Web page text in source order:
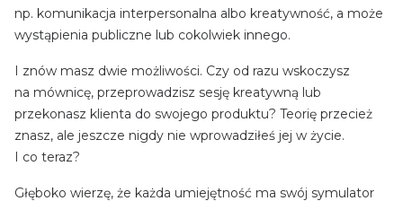
np. komunikacja interpersonalna albo kreatywność, a może
wystąpienia publiczne lub cokolwiek innego.
I znów masz dwie możliwości. Czy od razu wskoczysz
na mównicę, przeprowadzisz sesję kreatywną lub
przekonasz klienta do swojego produktu? Teorię przecież
znasz, ale jeszcze nigdy nie wprowadziłeś jej w życie.
I co teraz?
Głęboko wierzę, że każda umiejętność ma swój symulator